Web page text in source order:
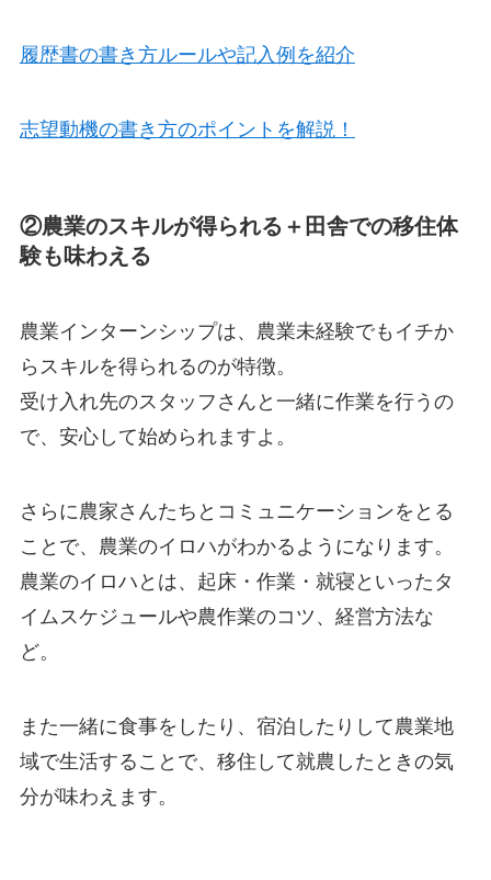
履歴書の書き方ルールや記入例を紹介
志望動機の書き方のポイントを解説！
②農業のスキルが得られる＋田舎での移住体
験も味わえる
農業インターンシップは、 農業未経験でもイチか
らスキルを得られるのが特徴。
受け入れ先のスタッフさんと一緒に作業を行う の
で、安心して始められますよ。
さらに農家さんたちとコミュニケーションをとる
ことで、農業のイロハがわかるようになります。
農業のイロハとは、起床・作業・就寝といったタ
イムスケジュールや農作業のコツ、経営方法な
ど。
また一緒に食事をしたり、宿泊したりして農業地
域で生活することで、 移住して就農したときの気
分が味わえます。